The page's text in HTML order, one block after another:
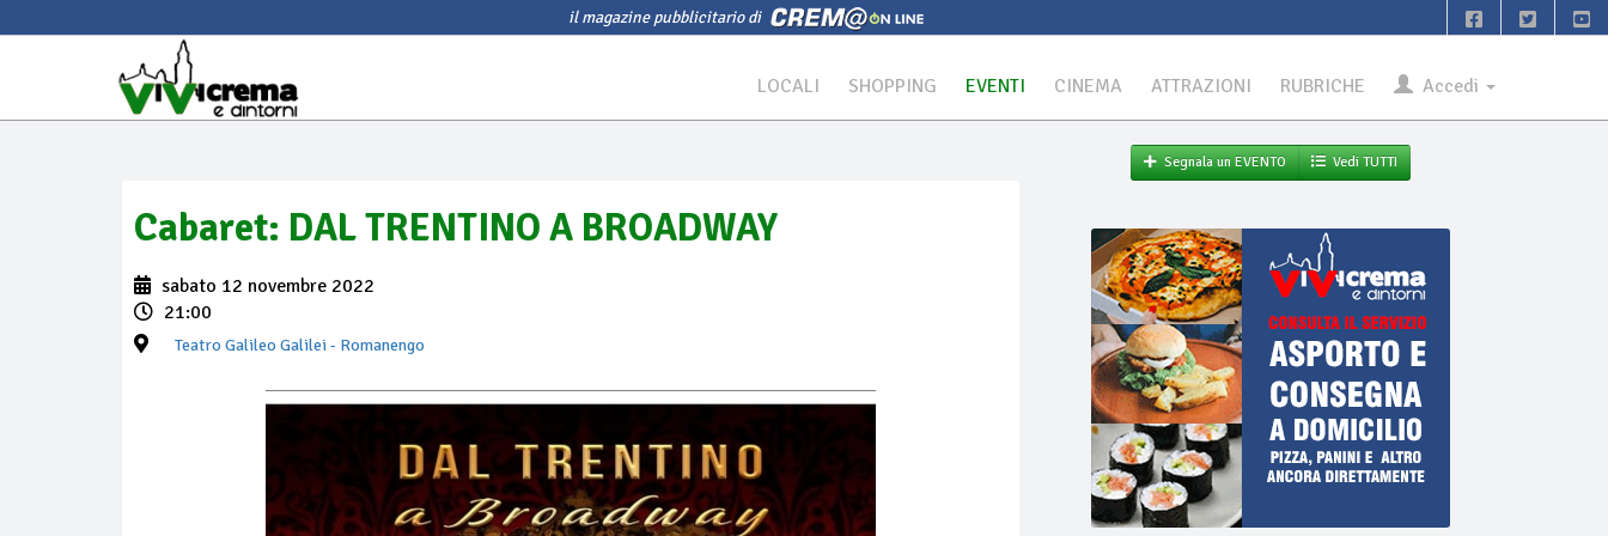
il magazine pubblicitario di
LOCALI SHOPPING EVENTI CINEMA ATTRAZIONI RUBRICHE Accedi
Cabaret: DAL TRENTINO A BROADWAY
sabato 12 novembre 2022
21:00
Teatro Galileo Galilei - Romanengo
Segnala un EVENTO Vedi TUTTI